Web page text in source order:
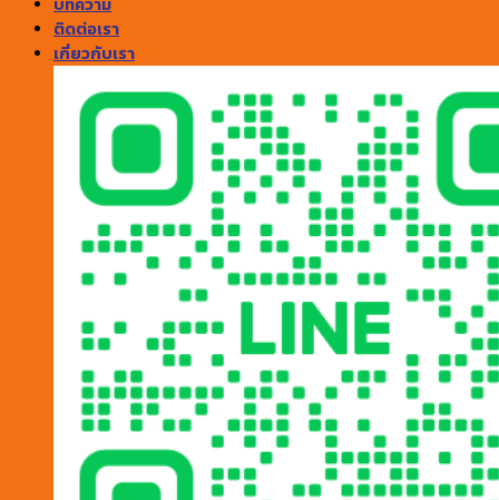
บทความ
ติดต่อเรา
เกี่ยวกับเรา